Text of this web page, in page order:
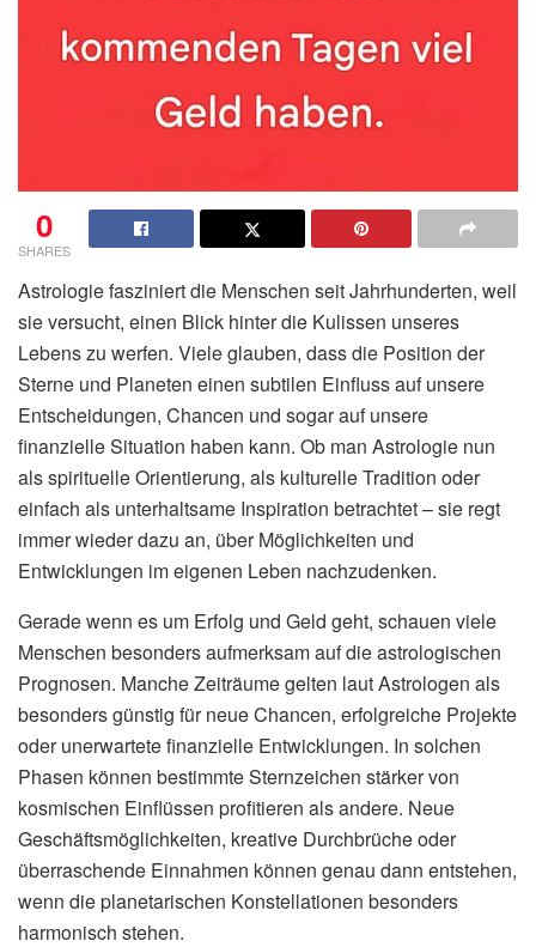
0
SHARES
Astrologie fasziniert die Menschen seit Jahrhunderten, weil
sie versucht, einen Blick hinter die Kulissen unseres
Lebens zu werfen. Viele glauben, dass die Position der
Sterne und Planeten einen subtilen Einfluss auf unsere
Entscheidungen, Chancen und sogar auf unsere
finanzielle Situation haben kann. Ob man Astrologie nun
als spirituelle Orientierung, als kulturelle Tradition oder
einfach als unterhaltsame Inspiration betrachtet – sie regt
immer wieder dazu an, über Möglichkeiten und
Entwicklungen im eigenen Leben nachzudenken.
Gerade wenn es um Erfolg und Geld geht, schauen viele
Menschen besonders aufmerksam auf die astrologischen
Prognosen. Manche Zeiträume gelten laut Astrologen als
besonders günstig für neue Chancen, erfolgreiche Projekte
oder unerwartete finanzielle Entwicklungen. In solchen
Phasen können bestimmte Sternzeichen stärker von
kosmischen Einflüssen profitieren als andere. Neue
Geschäftsmöglichkeiten, kreative Durchbrüche oder
überraschende Einnahmen können genau dann entstehen,
wenn die planetarischen Konstellationen besonders
harmonisch stehen.